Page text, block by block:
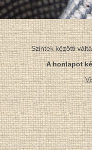
Szintek közötti
A honlapot